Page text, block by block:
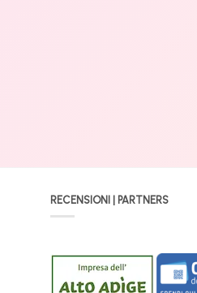
RECENSIONI | PARTNERS